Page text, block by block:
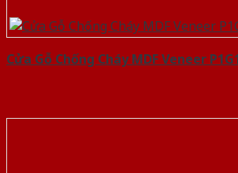
Cửa Gỗ Chống Cháy MDF Veneer